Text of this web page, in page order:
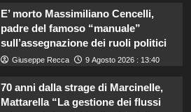
E’ morto Massimiliano Cencelli,
padre del famoso “manuale”
sull’assegnazione dei ruoli politici
Giuseppe Recca 9 Agosto 2026 : 13:40
70 anni dalla strage di Marcinelle,
Mattarella “La gestione dei flussi